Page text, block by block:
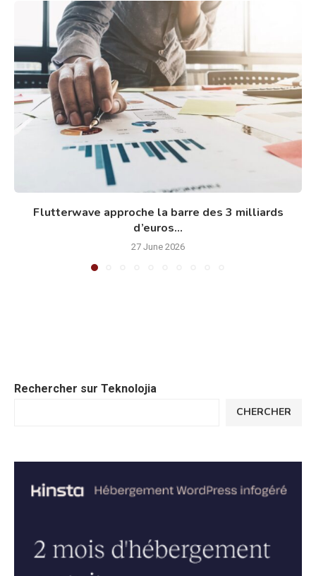
Flutterwave approche la barre des 3 milliards
d’euros...
27 June 2026
Rechercher sur Teknolojia
CHERCHER